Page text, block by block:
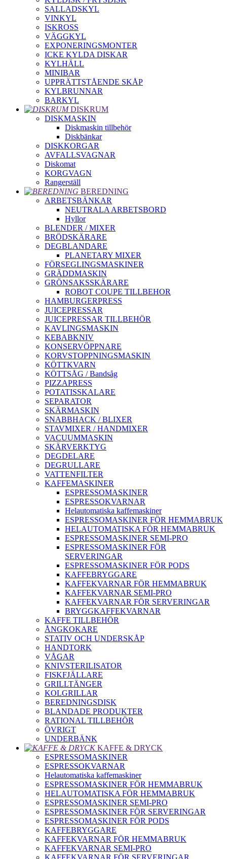
SALLADSKYL
VINKYL
ISKROSS
VÄGGKYL
EXPONERINGSMONTER
ICKE KYLDA DISKAR
KYLHÄLL
MINIBAR
UPPRÄTTSTÅENDE SKÅP
KYLBRUNNAR
BARKYL
DISKRUM
DISKMASKIN
Diskmaskin tillbehör
Diskbänkar
DISKKORGAR
AVFALLSVAGNAR
Diskomat
KORGVAGN
Rangerställ
BEREDNING
ARBETSBÄNKAR
NEUTRALA ARBETSBORD
Hyllor
BLENDER / MIXER
BRÖDSKÄRARE
DEGBLANDARE
PLANETARY MIXER
FÖRSEGLINGSMASKINER
GRÄDDMASKIN
GRÖNSAKSSKÄRARE
ROBOT COUPE TILLBEHOR
HAMBURGERPRESS
JUICEPRESSAR
JUICEPRESSAR TILLBEHÖR
KAVLINGSMASKIN
KEBABKNIV
KONSERVÖPPNARE
KORVSTOPPNINGSMASKIN
KÖTTKVARN
KÖTTSÅG / Bandsåg
PIZZAPRESS
POTATISSKALARE
SEPARATOR
SKÄRMASKIN
SNABBHACK / BLIXER
STAVMIXER / HANDMIXER
VACUUMMASKIN
SKÄRVERKTYG
DEGDELARE
DEGRULLARE
VATTENFILTER
KAFFEMASKINER
ESPRESSOMASKINER
ESPRESSOKVARNAR
Helautomatiska kaffemaskiner
ESPRESSOMASKINER FÖR HEMMABRUK
HELAUTOMATISKA FÖR HEMMABRUK
ESPRESSOMASKINER SEMI-PRO
ESPRESSOMASKINER FÖR
SERVERINGAR
ESPRESSOMASKINER FÖR PODS
KAFFEBRYGGARE
KAFFEKVARNAR FÖR HEMMABRUK
KAFFEKVARNAR SEMI-PRO
KAFFEKVARNAR FÖR SERVERINGAR
BRYGGKAFFEKVARNAR
KAFFE TILLBEHÖR
ÅNGKOKARE
STATIV OCH UNDERSKÅP
HANDTORK
VÅGAR
KNIVSTERILISATOR
FISKFJÄLLARE
GRILLTÄNGER
KOLGRILLAR
BEREDNINGSDISK
BLANDADE PRODUKTER
RATIONAL TILLBEHÖR
ÖVRIGT
UNDERBÄNK
KAFFE & DRYCK
ESPRESSOMASKINER
ESPRESSOKVARNAR
Helautomatiska kaffemaskiner
ESPRESSOMASKINER FÖR HEMMABRUK
HELAUTOMATISKA FÖR HEMMABRUK
ESPRESSOMASKINER SEMI-PRO
ESPRESSOMASKINER FÖR SERVERINGAR
ESPRESSOMASKINER FÖR PODS
KAFFEBRYGGARE
KAFFEKVARNAR FÖR HEMMABRUK
KAFFEKVARNAR SEMI-PRO
KAFFEKVARNAR FÖR SERVERINGAR